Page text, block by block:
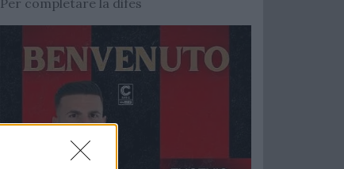
Per completare la difes